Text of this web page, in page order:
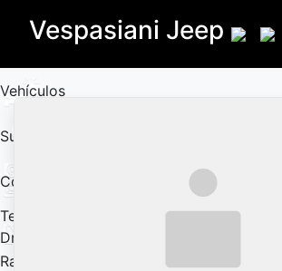
Vespasiani Jeep
Vehículos
Sucursales
Contactanos
Test
Drive
Ram